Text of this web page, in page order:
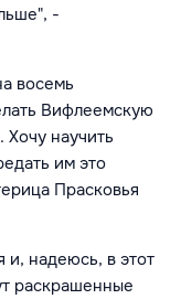
-
восемь
Вифлеемскую
научить
им это
Прасковья
и, надеюсь, в этот
раскрашенные